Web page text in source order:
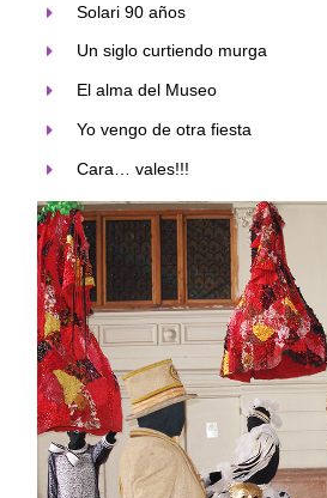
Solari 90 años
Un siglo curtiendo murga
El alma del Museo
Yo vengo de otra fiesta
Cara… vales!!!